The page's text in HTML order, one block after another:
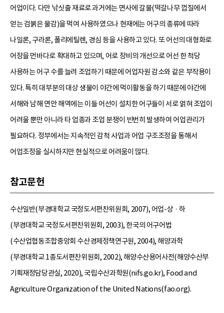
어업이다. 다만 낚싯줄 재료로 과거에는 면사에 갈물(떡갈나무 껍질에서
얻는 검붉은 물감)을 먹여 사용하였으나 현재에는 어구의 종류에 따라
나일론, 구라론, 폴리에틸렌, 경심 등을 사용하고 있다. 또 어선의 대형화로
어장을 먼바다로 확대하고 있으며, 어로 장비의 개선으로 어선 한 척당
사용하는 어구 수를 늘려 조업하기 때문에 어업자원 감소와 같은 부작용이
있다. 특히 대부분의 대상 생물이 야간에 먹이활동을 하기 때문에 야간에
서해와 남해 연안 해역에는 이들 어선이 설치한 어구들이 서로 얽혀 조업이
어려울 뿐만 아니라 타 업종과 조업 분쟁이 빈번히 발생하여 어업관리가
필요하다. 정부에서는 지속적인 감척 사업과 어업 구조조정을 통해서
어업조정을 실시하지만 현실적으로 어려움이 많다.
참고문헌
수산일반(부경대학교 국정도서편찬위원회, 2007), 어업-상 · 하
(부경대학교 국정도서편찬위원회, 2003), 한국의 어구어법
(수산업협동조합중앙회 수산경제정책연구원, 2004), 해양과학
(부경대학교 1종도서편찬위원회, 2002), 해양수산용어사전(해양수산부
기획재정담당관실, 2020), 국립수산과학원(nifs.go.kr), Food and
Agriculture Organization of the United Nations(fao.org).